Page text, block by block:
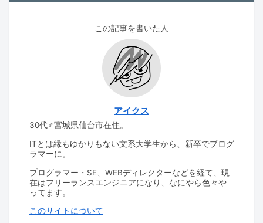
この記事を書いた人
アイクス
30代♂宮城県仙台市在住。
ITとは縁もゆかりもない文系大学生から、新卒でプログ
ラマーに。
プログラマー・SE、WEBディレクターなどを経て、現
在はフリーランスエンジニアになり、なにやら色々や
ってます。
このサイトについて